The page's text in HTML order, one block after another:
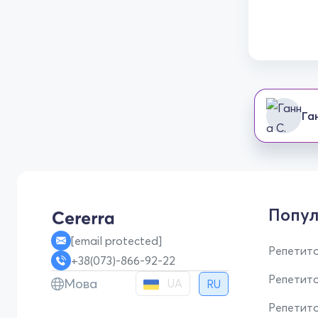
[email protected]
+38(073)-866-92-22
Мова UA RU